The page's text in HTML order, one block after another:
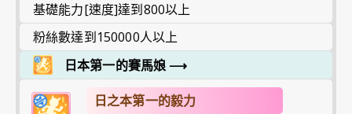
基礎能力[速度]達到800以上
粉絲數達到150000人以上
日本第一的賽馬娘 ⟶
日之本第一的毅力